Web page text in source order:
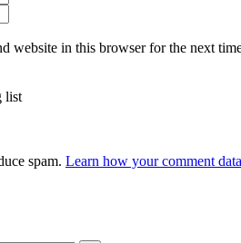
website in this browser for the next
list
spam. Learn how your comment data